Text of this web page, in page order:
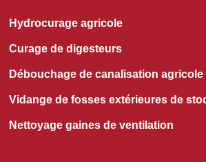
Hydrocurage agricole
Curage de digesteurs
Débouchage de canalisation agricole
Vidange de fosses extérieures de
Nettoyage gaines de ventilation